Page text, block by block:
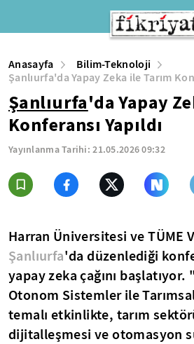
Anasayfa
Bilim-Teknoloji
Şanlıurfa'da Yapay Zeka ile Tarım
Şanlıurfa'da Yapay
Konferansı Yapıldı
Yayınlanma Tarihi:21.05.2026 09:32
Harran Üniversitesi ve TÜME
Şanlıurfa'da düzenlediği
yapay zeka çağını başlatıyor.
Otonom Sistemler ile
temalı etkinlikte, tarım
dijitalleşmesi ve otomasyon